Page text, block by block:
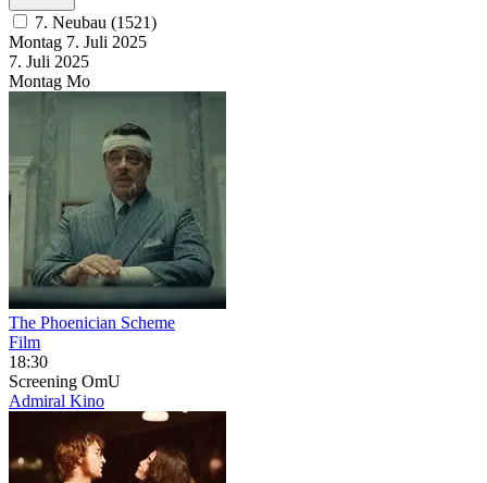
7. Neubau (1521)
Montag 7. Juli 2025
7. Juli 2025
Montag Mo
The Phoenician Scheme
Film
18:30
Screening OmU
Admiral Kino